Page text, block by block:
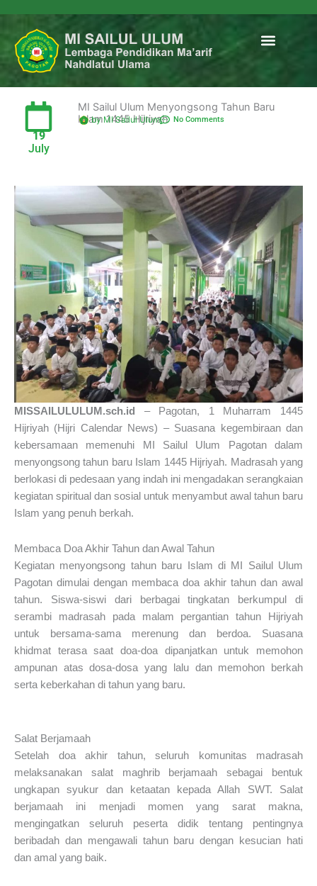
Menu
19
July
MI Sailul Ulum Menyongsong Tahun Baru
Islam 1445 Hijriyah
by MI Sailul Ulum No Comments
MISSAILULULUM.sch.id – Pagotan, 1 Muharram 1445
Hijriyah (Hijri Calendar News) – Suasana kegembiraan dan
kebersamaan memenuhi MI Sailul Ulum Pagotan dalam
menyongsong tahun baru Islam 1445 Hijriyah. Madrasah yang
berlokasi di pedesaan yang indah ini mengadakan serangkaian
kegiatan spiritual dan sosial untuk menyambut awal tahun baru
Islam yang penuh berkah.
Membaca Doa Akhir Tahun dan Awal Tahun
Kegiatan menyongsong tahun baru Islam di MI Sailul Ulum
Pagotan dimulai dengan membaca doa akhir tahun dan awal
tahun. Siswa-siswi dari berbagai tingkatan berkumpul di
serambi madrasah pada malam pergantian tahun Hijriyah
untuk bersama-sama merenung dan berdoa. Suasana
khidmat terasa saat doa-doa dipanjatkan untuk memohon
ampunan atas dosa-dosa yang lalu dan memohon berkah
serta keberkahan di tahun yang baru.
Salat Berjamaah
Setelah doa akhir tahun, seluruh komunitas madrasah
melaksanakan salat maghrib berjamaah sebagai bentuk
ungkapan syukur dan ketaatan kepada Allah SWT. Salat
berjamaah ini menjadi momen yang sarat makna,
mengingatkan seluruh peserta didik tentang pentingnya
beribadah dan mengawali tahun baru dengan kesucian hati
dan amal yang baik.